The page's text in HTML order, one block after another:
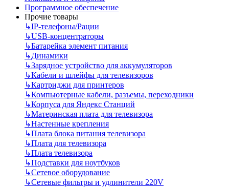
Программное обеспечение
Прочие товары
↳IP‑телефоны/Рации
↳USB-концентраторы
↳Батарейка элемент питания
↳Динамики
↳Зарядное устройство для аккумуляторов
↳Кабели и шлейфы для телевизоров
↳Картриджи для принтеров
↳Компьютерные кабели, разъемы, переходники
↳Корпуса для Яндекс Станций
↳Материнская плата для телевизора
↳Настенные крепления
↳Плата блока питания телевизора
↳Плата для телевизора
↳Плата телевизора
↳Подставки для ноутбуков
↳Сетевое оборудование
↳Сетевые фильтры и удлинители 220V